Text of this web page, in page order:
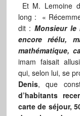
Et M. Lemoine
long : «
dit :Monsieur le
encore réélu,
mathématique,
imam faisait
qui, selon lui, se
Denis, que
d’habitants
carte de séjour,